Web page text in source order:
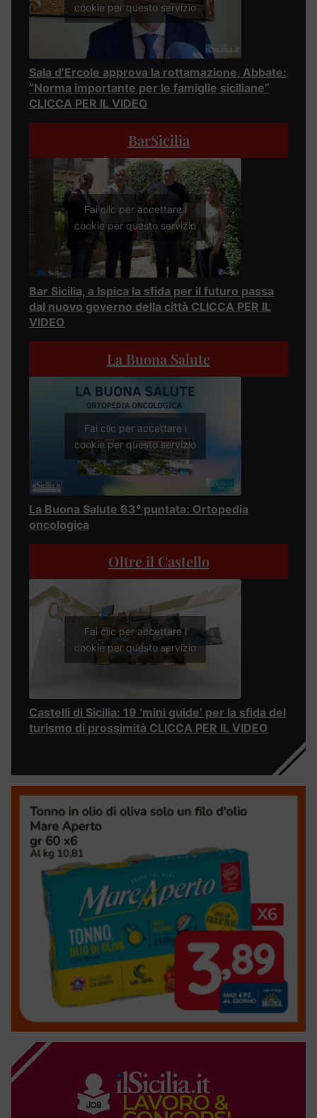
cookie per questo servizio
Sala d’Ercole approva la rottamazione, Abbate:
“Norma importante per le famiglie siciliane”
CLICCA PER IL VIDEO
BarSicilia
Fai clic per accettare i
cookie per questo servizio
Bar Sicilia, a Ispica la sfida per il futuro passa
dal nuovo governo della città CLICCA PER IL
VIDEO
La Buona Salute
Fai clic per accettare i
cookie per questo servizio
La Buona Salute 63° puntata: Ortopedia
oncologica
Oltre il Castello
Fai clic per accettare i
cookie per questo servizio
Castelli di Sicilia: 19 ‘mini guide’ per la sfida del
turismo di prossimità CLICCA PER IL VIDEO